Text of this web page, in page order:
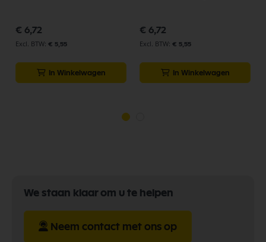
€ 6,72
€ 5,55
In Winkelwagen
€ 6,72
€ 5,55
In Winkelwagen
We staan klaar om u te helpen
Neem contact met ons op